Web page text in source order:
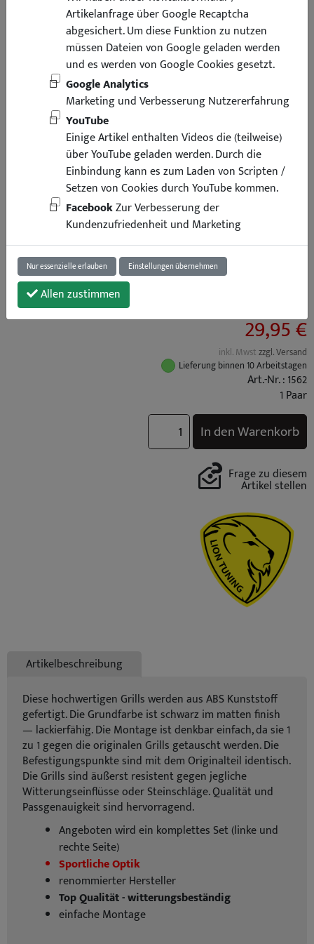
29,95 €
inkl. Mwstzzgl. Versand
Lieferung binnen 10 Arbeitstagen
Art.-Nr. : 1562
1 Paar
In den Warenkorb
Frage zu diesem
Artikel stellen
Artikelbeschreibung
Diese hochwertigen Grills werden aus ABS Kunststoff
gefertigt. Die Grundfarbe ist schwarz im matten finish
— lackierfähig. Die Montage ist denkbar einfach, da sie 1
zu 1 gegen die originalen Grills getauscht werden. Die
Befestigungspunkte sind mit dem Originalteil identisch.
Die Grills sind äußerst resistent gegen jegliche
Witterungseinflüsse oder Steinschläge. Qualität und
Passgenauigkeit sind hervorragend.
Angeboten wird ein komplettes Set (linke und
rechte Seite)
Sportliche Optik
renommierter Hersteller
Top Qualität - witterungsbeständig
einfache Montage
Artikelanfrage über Google Recaptcha
abgesichert. Um diese Funktion zu nutzen
müssen Dateien von Google geladen werden
und es werden von Google Cookies gesetzt.
Google Analytics
Marketing und Verbesserung Nutzererfahrung
YouTube
Einige Artikel enthalten Videos die (teilweise)
über YouTube geladen werden. Durch die
Einbindung kann es zum Laden von Scripten /
Setzen von Cookies durch YouTube kommen.
FacebookZur Verbesserung der
Kundenzufriedenheit und Marketing
Nur essenzielle erlauben Einstellungen übernehmen
Allen zustimmen